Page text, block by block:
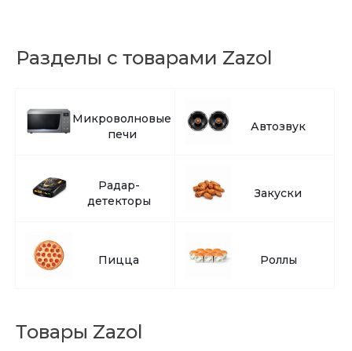
Разделы с товарами Zazol
Микроволновые
печи
Автозвук
Радар-
детекторы
Закуски
Пицца Роллы
Товары Zazol